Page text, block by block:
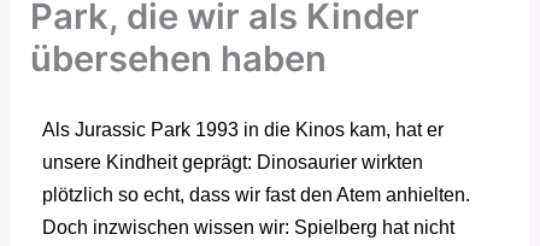
Park, die wir als Kinder
übersehen haben
Als Jurassic Park 1993 in die Kinos kam, hat er
unsere Kindheit geprägt: Dinosaurier wirkten
plötzlich so echt, dass wir fast den Atem anhielten.
Doch inzwischen wissen wir: Spielberg hat nicht